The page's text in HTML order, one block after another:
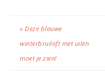
« Deze blauwe
winterbruiloft met uilen
moet je zien!